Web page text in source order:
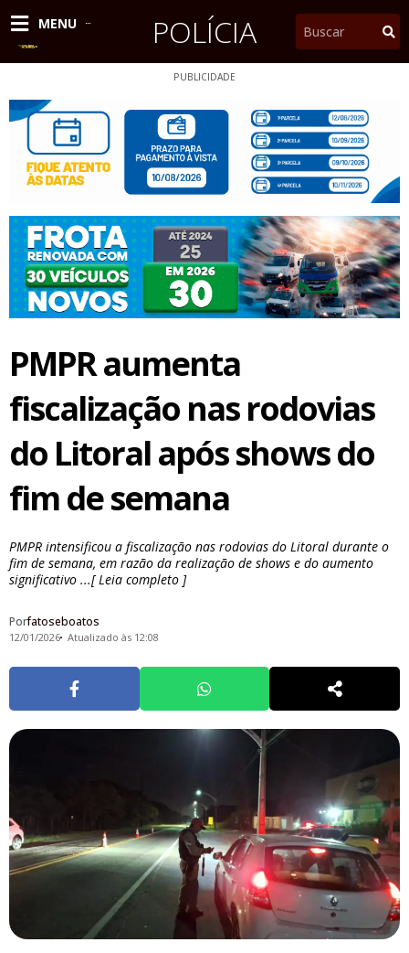
para
MENU POLÍCIA Pesquisar
PUBLICIDADE
PMPR aumenta
fiscalização nas rodovias
do Litoral após shows do
fim de semana
PMPR intensificou a fiscalização nas rodovias do Litoral durante o
fim de semana, em razão da realização de shows e do aumento
significativo ...[ Leia completo ]
Porfatoseboatos
12/01/2026 Atualizado às 12:08